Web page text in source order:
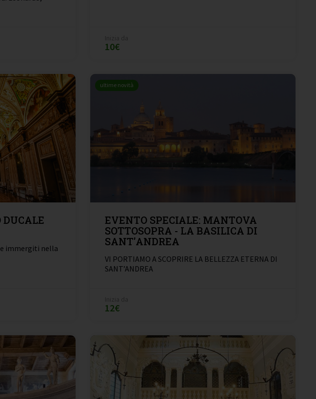
10€
e immergiti nella
ultime novità
EVENTO SPECIALE: MANTOVA
SOTTOSOPRA - LA BASILICA DI
SANT'ANDREA
VI PORTIAMO A SCOPRIRE LA BELLEZZA ETERNA DI
SANT’ANDREA
12€